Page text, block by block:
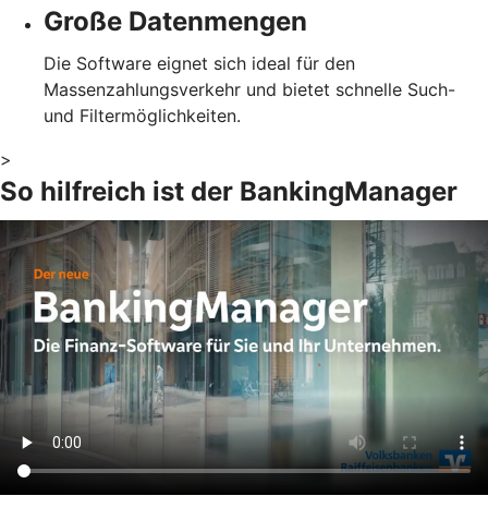
Große Datenmengen
Die Software eignet sich ideal für den
Massenzahlungsverkehr und bietet schnelle Such-
und Filtermöglichkeiten.
>
So hilfreich ist der BankingManager